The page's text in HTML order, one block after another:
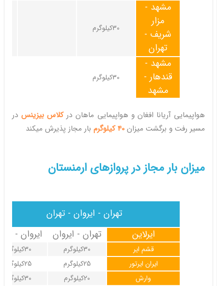
30کیلوگرم
مشهد -
مزار
شریف -
تهران
30کیلوگرم
مشهد -
قندهار -
مشهد
هواپیمایی آریانا افغان و هواپیمایی ماهان درکلاس بیزینس در
مسیر رفت و برگشت میزان 40 کیلوگرم بار مجاز پذیرش میکند
میزان بار مجاز در پروازهای ارمنستان
تهران - ایروان - تهران
ایروان -
تهران - ایروان ایرلاین
30کیلوگرم 30کیلوگرم
قشم ایر
25کیلوگرم
25کیلوگرم
ایران ایرتور
30کیلوگرم
20کیلوگرم
وارش